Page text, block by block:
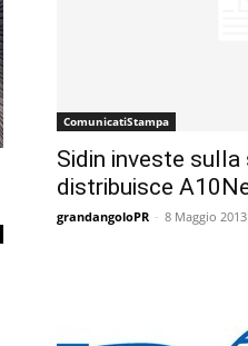
ComunicatiStampa
Sidin investe sulla
distribuisce
grandangoloPR - 8 Maggio 2013